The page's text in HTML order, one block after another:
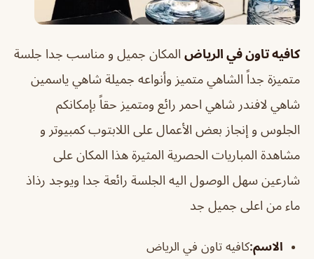
كافيه تاون في الرياض ‏المكان جميل و مناسب جدا ‏جلسة
‏متميزة جداً الشاهي متميز وأنواعه جميلة شاهي ياسمين
شاهي لافندر شاهي احمر رائع ومتميز حقاً بإمكانكم
الجلوس و إنجاز بعض الأعمال على اللابتوب كمبيوتر و
‏مشاهدة المباريات ‏الحصرية المثيرة هذا المكان على
شارعين ‏سهل الوصول اليه الجلسة رائعة جدا ويوجد رذاذ
ماء من اعلى جميل جد
الاسم:كافيه تاون في الرياض